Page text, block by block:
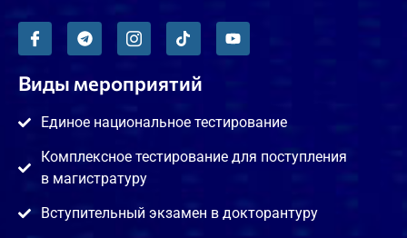
Виды мероприятий
Единое национальное тестирование
Комплексное тестирование для поступления
в магистратуру
Вступительный экзамен в докторантуру